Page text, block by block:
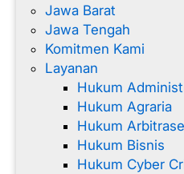
Jawa Barat
Jawa Tengah
Komitmen Kami
Layanan
Hukum
Hukum Agraria
Hukum
Hukum Bisnis
Hukum Cyber